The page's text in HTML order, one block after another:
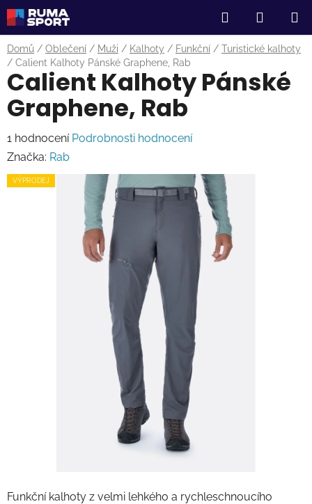
Přejít
na
obsah
Hledat
KOŠÍK
Domů / Oblečení / Muži / Kalhoty / Funkční / Turistické kalhoty
/ Calient Kalhoty Pánské Graphene, Rab
Funkční kalhoty z velmi lehkého a rychleschnoucího
Calient Kalhoty Pánské
Graphene, Rab
Průměrné
hodnocení
produktu
1 hodnocení Podrobnosti hodnocení
Značka: Rab
VÝPRODEJ